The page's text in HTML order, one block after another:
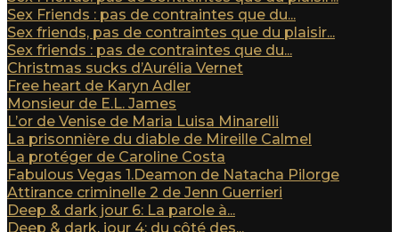
Sex Friends : pas de contraintes que du...
Sex friends, pas de contraintes que du plaisir...
Sex friends : pas de contraintes que du...
Christmas sucks d’Aurélia Vernet
Free heart de Karyn Adler
Monsieur de E.L. James
L’or de Venise de Maria Luisa Minarelli
La prisonnière du diable de Mireille Calmel
La protéger de Caroline Costa
Fabulous Vegas 1.Deamon de Natacha Pilorge
Attirance criminelle 2 de Jenn Guerrieri
Deep & dark jour 6: La parole à...
Deep & dark, jour 4: du côté des...